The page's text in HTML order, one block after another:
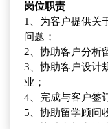
任职要求：
1、英语本科学历
平；
2、有同类工作从
3、热爱文书工作
4、具备很强的学
的各种知识；
5、良好的沟通能
岗位职责
1、为客户提供关
问题；
2、协助客户分析
3、协助客户设计
业；
4、完成与客户签
5、协助留学顾问